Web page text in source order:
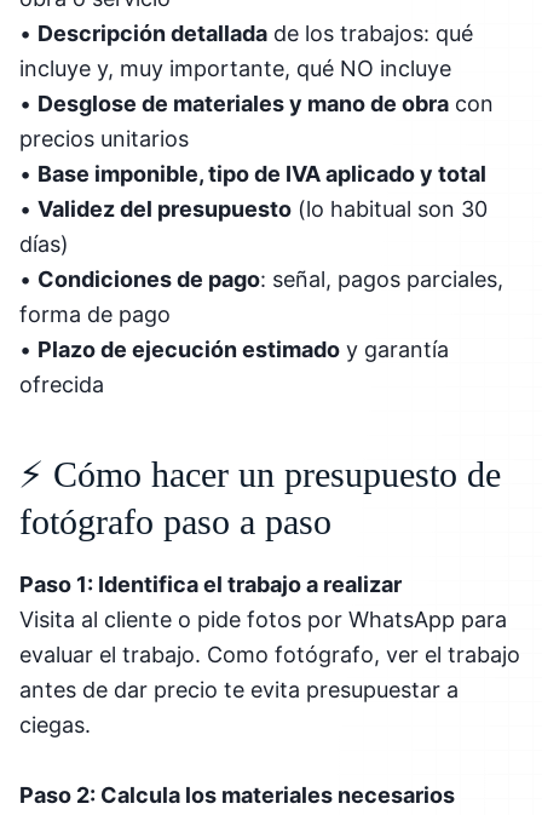
• Descripción detallada de los trabajos: qué
incluye y, muy importante, qué NO incluye
• Desglose de materiales y mano de obra con
precios unitarios
• Base imponible, tipo de IVA aplicado y total
• Validez del presupuesto (lo habitual son 30
días)
• Condiciones de pago: señal, pagos parciales,
forma de pago
• Plazo de ejecución estimado y garantía
ofrecida
⚡ Cómo hacer un presupuesto de
fotógrafo paso a paso
Paso 1: Identifica el trabajo a realizar
Visita al cliente o pide fotos por WhatsApp para
evaluar el trabajo. Como fotógrafo, ver el trabajo
antes de dar precio te evita presupuestar a
ciegas.
Paso 2: Calcula los materiales necesarios